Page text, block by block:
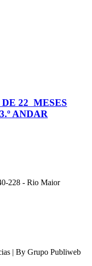
22 MESES
ANDAR
228 - Rio Maior
| By Grupo Publiweb